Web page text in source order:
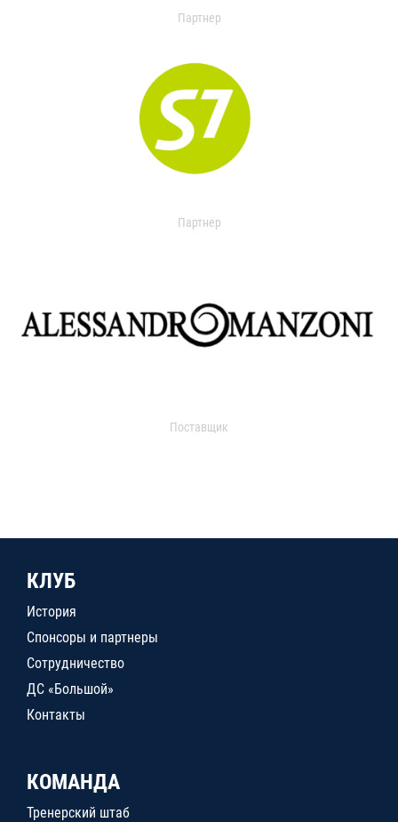
Партнер
Партнер
Поставщик
КЛУБ
История
Спонсоры и партнеры
Сотрудничество
ДС «Большой»
Контакты
КОМАНДА
Тренерский штаб